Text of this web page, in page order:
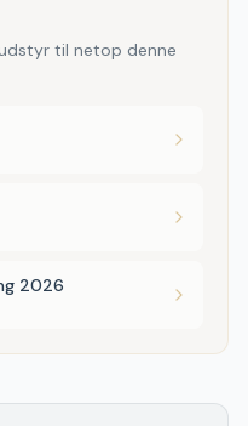
til netop denne
2026